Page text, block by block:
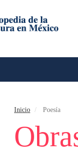
Inicio Poesía